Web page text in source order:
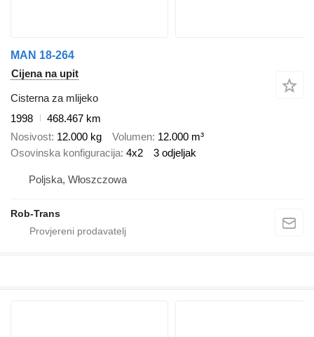
MAN 18-264
Cijena na upit
Cisterna za mlijeko
1998
468.467 km
Nosivost 12.000 kg Volumen 12.000 m³
Osovinska konfiguracija 4x2 3 odjeljak
Poljska, Włoszczowa
Rob-Trans